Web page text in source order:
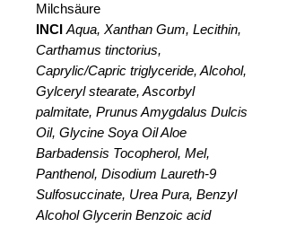
Milchsäure
INCI Aqua, Xanthan Gum, Lecithin,
Carthamus tinctorius,
Caprylic/Capric triglyceride, Alcohol,
Gylceryl stearate, Ascorbyl
palmitate, Prunus Amygdalus Dulcis
Oil, Glycine Soya Oil Aloe
Barbadensis Tocopherol, Mel,
Panthenol, Disodium Laureth-9
Sulfosuccinate, Urea Pura, Benzyl
Alcohol Glycerin Benzoic acid